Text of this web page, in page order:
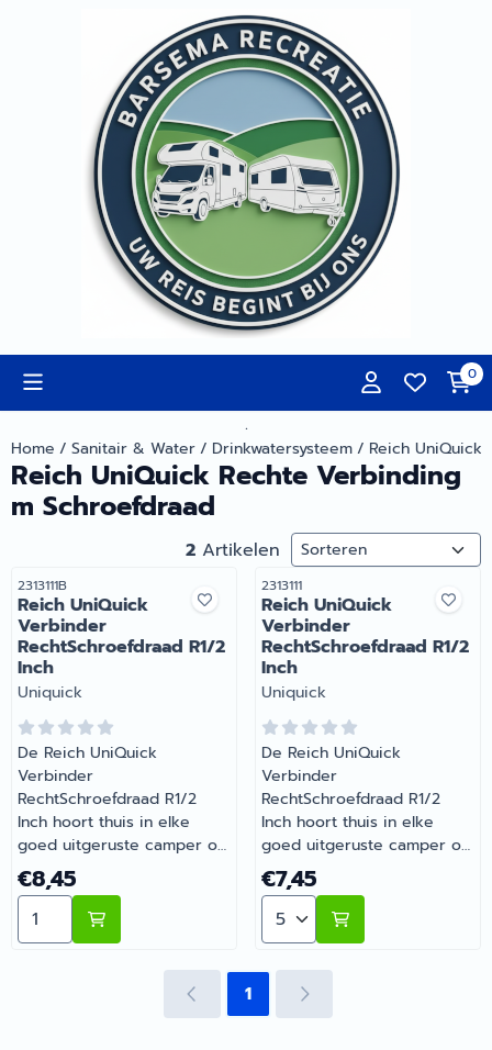
Cookievoorkeuren zijn momenteel gesloten.
0
.
Home / Sanitair & Water/ Drinkwatersysteem/ Reich UniQuick
Reich UniQuick Rechte Verbinding
m Schroefdraad
2 Artikelen Sorteermethode
Artikelnummer
2313111B
Reich UniQuick
Verbinder
RechtSchroefdraad R1/2
Inch
Merk:
Uniquick
De Reich UniQuick
Verbinder
RechtSchroefdraad R1/2
Inch hoort thuis in elke
goed uitgeruste camper of
caravan. Een betrouwbare
keuze voor onderweg en
op de camping. Heb je
vragen over de juiste
denkt graag met je mee.
Prijs: 8,45
€8,45
Aantal kiezen voor Reich UniQuick Verbinder
Artikelnummer
2313111
Reich UniQuick
Verbinder
RechtSchroefdraad R1/2
Inch
Merk:
Uniquick
De Reich UniQuick
Verbinder
RechtSchroefdraad R1/2
Inch hoort thuis in elke
goed uitgeruste camper of
caravan. Onmisbaar voor
wie comfortabel op pad
gaat met de camper of
caravan. Heb je vragen over
Recreatie denkt graag met
je mee.
Prijs: 7,45
€7,45
Aantal kiezen voor Reich
1